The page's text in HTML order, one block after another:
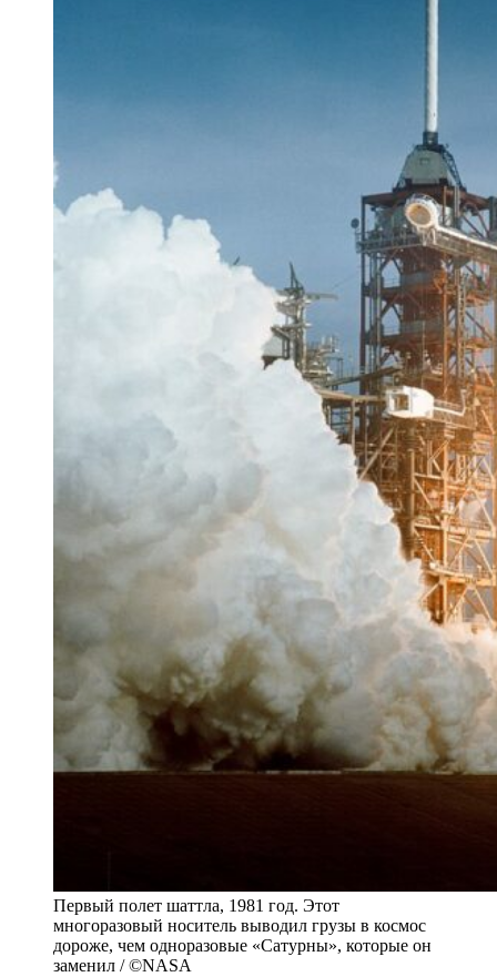
Первый полет шаттла, 1981 год. Этот
многоразовый носитель выводил грузы в космос
дороже, чем одноразовые «Сатурны», которые он
заменил / ©NASA